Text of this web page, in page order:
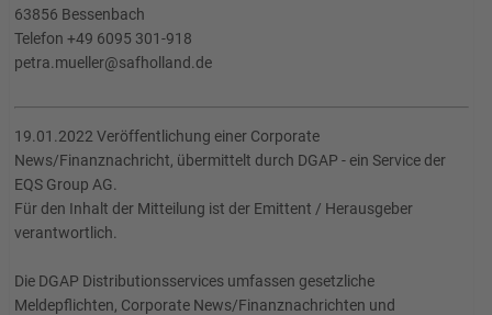
63856 Bessenbach
Telefon +49 6095 301-918
petra.mueller@safholland.de
19.01.2022 Veröffentlichung einer Corporate
News/Finanznachricht, übermittelt durch DGAP - ein Service der
EQS Group AG.
Für den Inhalt der Mitteilung ist der Emittent / Herausgeber
verantwortlich.
Die DGAP Distributionsservices umfassen gesetzliche
Meldepflichten, Corporate News/Finanznachrichten und